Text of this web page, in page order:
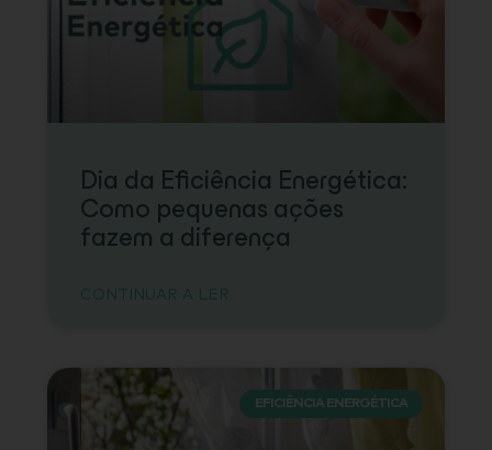
Dia da Eficiência Energética:
Como pequenas ações
fazem a diferença
CONTINUAR A LER
EFICIÊNCIA ENERGÉTICA